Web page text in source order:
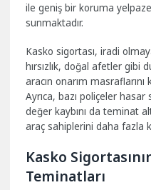
ile geniş bir koruma
sunmaktadır.
Kasko sigortası, iradi
hırsızlık, doğal afetler gibi
aracın onarım masraflarını
Ayrıca, bazı poliçeler hasar
değer kaybını da teminat
araç sahiplerini daha fazla
Kasko
Teminatları